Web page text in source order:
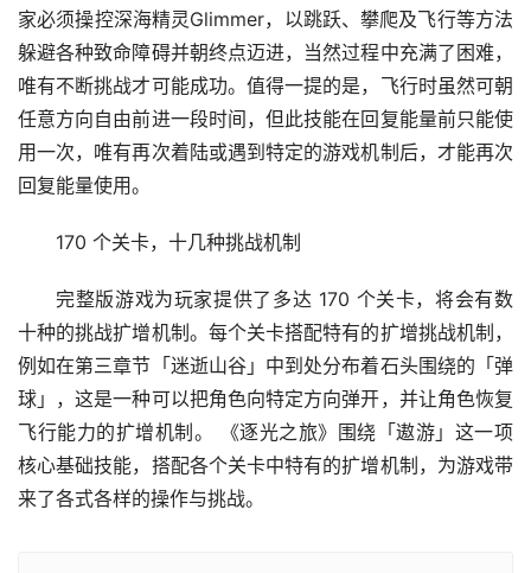
家必须操控深海精灵Glimmer，以跳跃、攀爬及飞行等方法
躲避各种致命障碍并朝终点迈进，当然过程中充满了困难，
唯有不断挑战才可能成功。值得一提的是，飞行时虽然可朝
任意方向自由前进一段时间，但此技能在回复能量前只能使
用一次，唯有再次着陆或遇到特定的游戏机制后，才能再次
回复能量使用。
170 个关卡，十几种挑战机制
完整版游戏为玩家提供了多达 170 个关卡，将会有数
十种的挑战扩增机制。每个关卡搭配特有的扩增挑战机制，
例如在第三章节「迷逝山谷」中到处分布着石头围绕的「弹
球」，这是一种可以把角色向特定方向弹开，并让角色恢复
飞行能力的扩增机制。 《逐光之旅》围绕「遨游」这一项
核心基础技能，搭配各个关卡中特有的扩增机制，为游戏带
来了各式各样的操作与挑战。